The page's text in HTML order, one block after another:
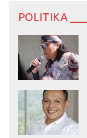
POLITIKA ____